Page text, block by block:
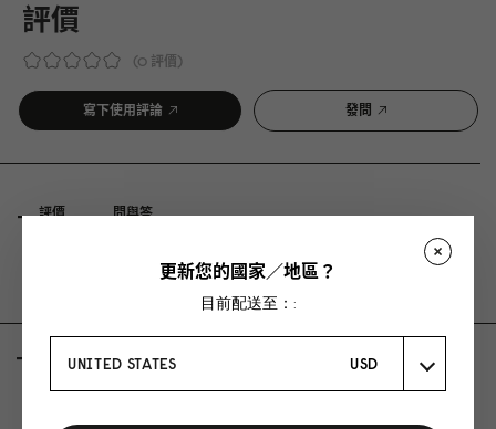
評價
0 評價
寫下使用評論 發問
評價 問與答
Be the first to write a review
更新您的國家／地區？
目前配送至：:
UNITED STATES USD